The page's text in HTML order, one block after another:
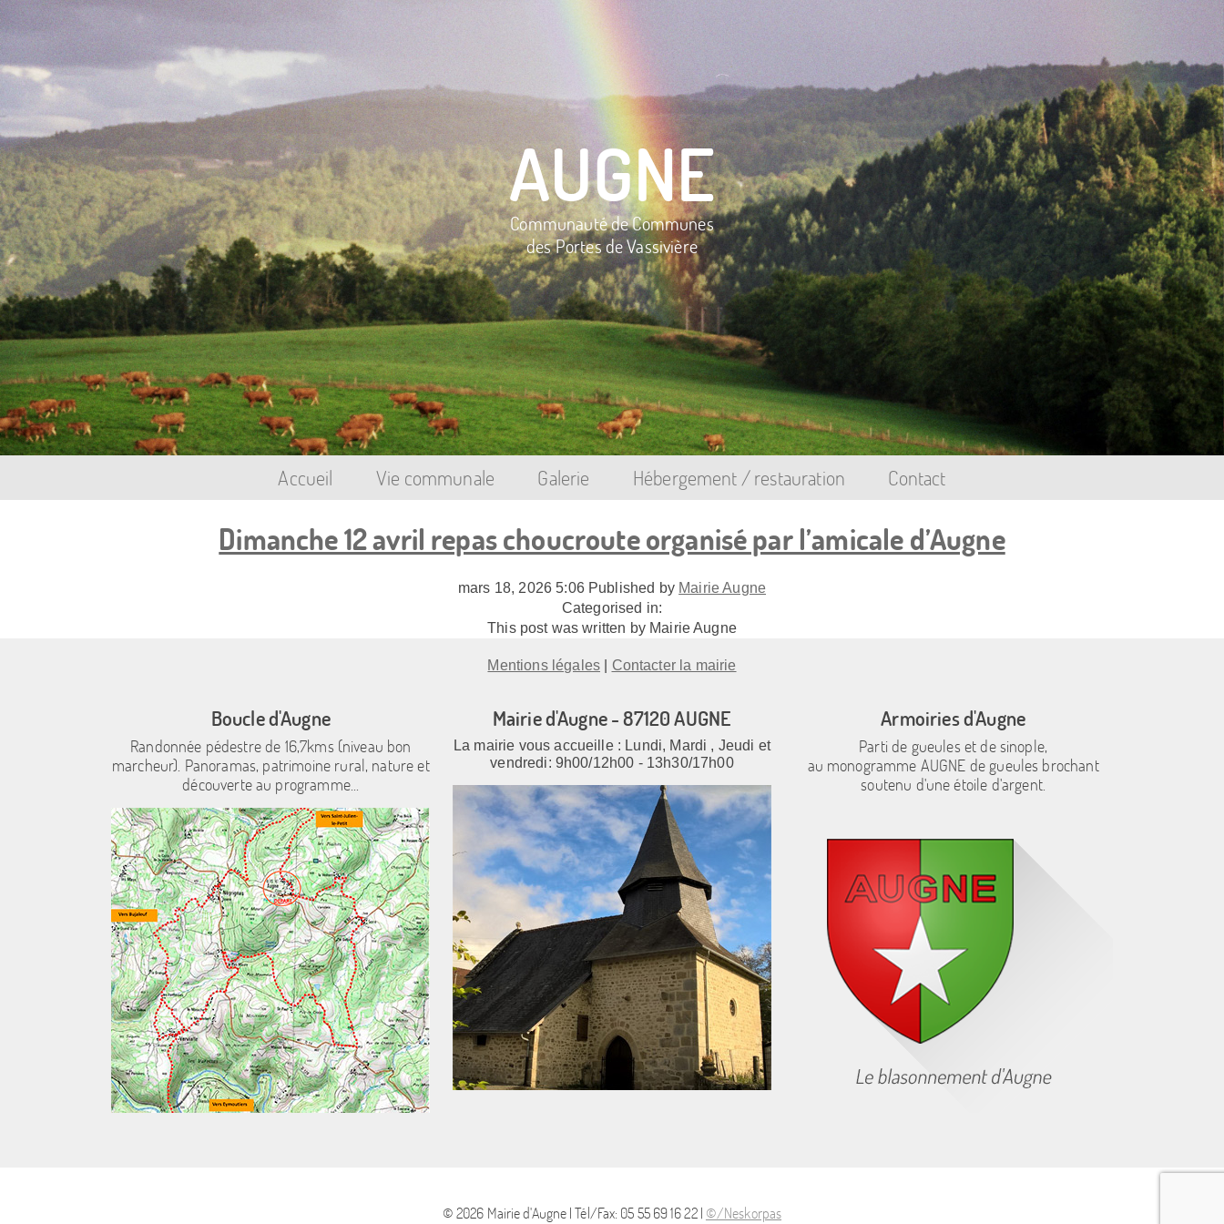
AUGNE
Communauté de Communes
des Portes de Vassivière
Accueil Vie communale Galerie Hébergement / restauration Contact
Dimanche 12 avril repas choucroute organisé par l’amicale d’Augne
mars 18, 2026 5:06 Published by Mairie Augne
Categorised in:
This post was written by Mairie Augne
Mentions légales Contacter la mairie
Boucle d'Augne
Randonnée pédestre de 16,7kms (niveau bon
marcheur). Panoramas, patrimoine rural, nature et
découverte au programme...
Mairie d'Augne - 87120 AUGNE
La mairie vous accueille : Lundi, Mardi , Jeudi et
vendredi: 9h00/12h00 - 13h30/17h00
Armoiries d'Augne
Parti de gueules et de sinople,
au monogramme AUGNE de gueules brochant
soutenu d'une étoile d'argent.
© 2026 Mairie d'Augne | Tél/Fax: 05 55 69 16 22 | ©/Neskorpas